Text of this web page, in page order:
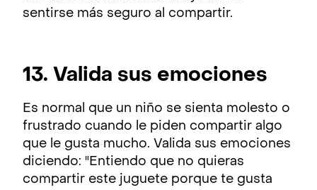
sentirse más seguro al compartir.
13. Valida sus emociones
Es normal que un niño se sienta molesto o
frustrado cuando le piden compartir algo
que le gusta mucho. Valida sus emociones
diciendo: "Entiendo que no quieras
compartir este juguete porque te gusta